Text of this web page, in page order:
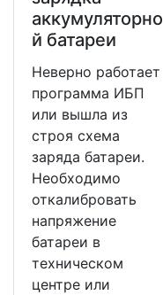
аккумуляторно
й батареи
Неверно работает
программа ИБП
или вышла из
строя схема
заряда батареи.
Необходимо
откалибровать
напряжение
батареи в
техническом
центре или